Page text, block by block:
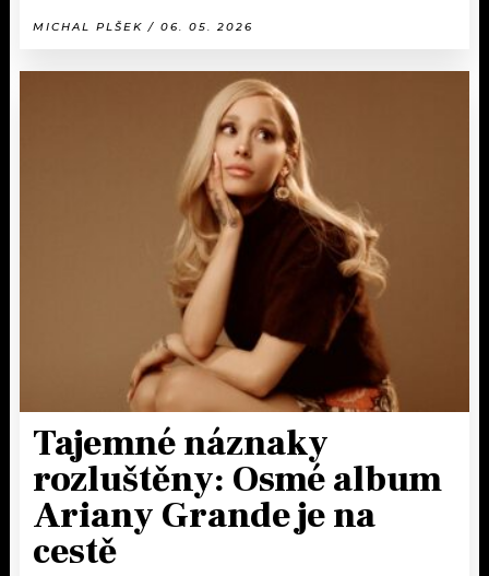
MICHAL PLŠEK / 06. 05. 2026
Tajemné náznaky
rozluštěny: Osmé album
Ariany Grande je na
cestě